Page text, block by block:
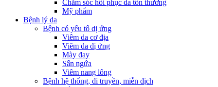
Chăm sóc hồi phục da tổn thương
Mỹ phẩm
Bệnh lý da
Bệnh có yếu tố dị ứng
Viêm da cơ địa
Viêm da dị ứng
Mày đay
Sẩn ngứa
Viêm nang lông
Bệnh hệ thống, di truyền, miễn dịch